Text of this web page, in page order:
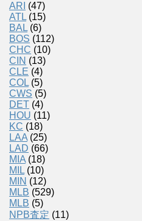
ARI (47)
ATL (15)
BAL (6)
BOS (112)
CHC (10)
CIN (13)
CLE (4)
COL (5)
CWS (5)
DET (4)
HOU (11)
KC (18)
LAA (25)
LAD (66)
MIA (18)
MIL (10)
MIN (12)
MLB (529)
MLB (5)
NPB査定 (11)